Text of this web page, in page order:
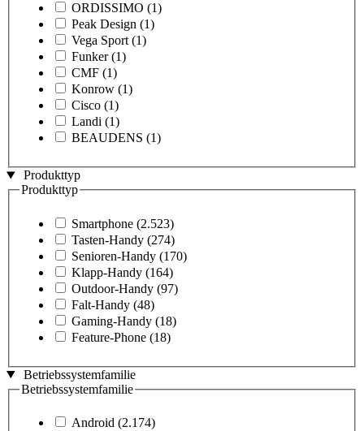
ORDISSIMO (1)
Peak Design (1)
Vega Sport (1)
Funker (1)
CMF (1)
Konrow (1)
Cisco (1)
Landi (1)
BEAUDENS (1)
Produkttyp
Produkttyp
Smartphone (2.523)
Tasten-Handy (274)
Senioren-Handy (170)
Klapp-Handy (164)
Outdoor-Handy (97)
Falt-Handy (48)
Gaming-Handy (18)
Feature-Phone (18)
Betriebssystemfamilie
Betriebssystemfamilie
Android (2.174)